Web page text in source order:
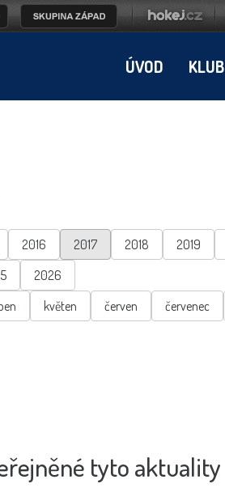
ÚVOD KLUB
2016 2017 2018 2019
2026
květen červen červenec
tyto aktuality